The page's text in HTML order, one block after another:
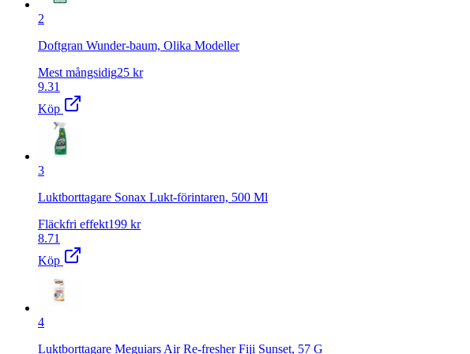
2
Doftgran Wunder-baum, Olika Modeller
Mest mångsidig25 kr
9.31
Köp
3
Luktborttagare Sonax Lukt-förintaren, 500 Ml
Fläckfri effekt199 kr
8.71
Köp
4
Luktborttagare Meguiars Air Re-fresher Fiji Sunset, 57 G